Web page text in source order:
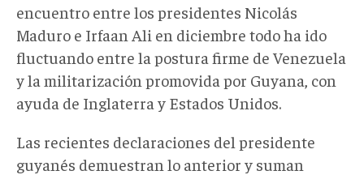
encuentro entre los presidentes Nicolás
Maduro e Irfaan Ali en diciembre todo ha ido
fluctuando entre la postura firme de Venezuela
y la militarización promovida por Guyana, con
ayuda de Inglaterra y Estados Unidos.
Las recientes declaraciones del presidente
guyanés demuestran lo anterior y suman